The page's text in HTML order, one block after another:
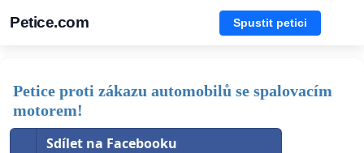
Petice.com Spustit petici
Petice proti zákazu automobilů se spalovacím
motorem!
Sdílet na Facebooku